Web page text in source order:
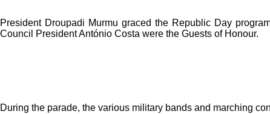
President Droupadi Murmu graced the Republic Day
Council President António Costa were the Guests of Honour.
During the parade, the various military bands and marching